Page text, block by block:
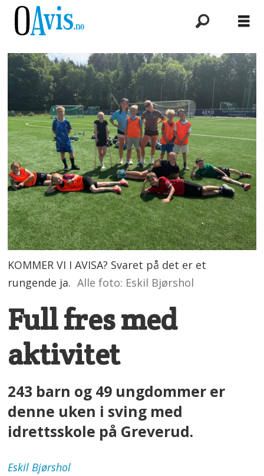
KOMMER VI I AVISA? Svaret på det er et
rungende ja. Alle foto: Eskil Bjørshol
Full fres med
aktivitet
243 barn og 49 ungdommer er
denne uken i sving med
idrettsskole på Greverud.
Eskil Bjørshol